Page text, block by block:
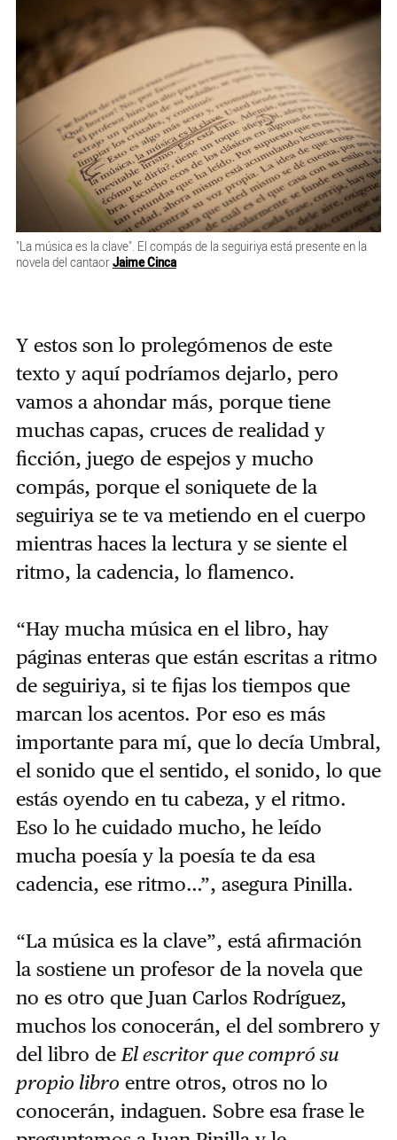
"La música es la clave". El compás de la seguiriya está presente en la
novela del cantaorJaime Cinca
Y estos son lo prolegómenos de este
texto y aquí podríamos dejarlo, pero
vamos a ahondar más, porque tiene
muchas capas, cruces de realidad y
ficción, juego de espejos y mucho
compás, porque el soniquete de la
seguiriya se te va metiendo en el cuerpo
mientras haces la lectura y se siente el
ritmo, la cadencia, lo flamenco.
“Hay mucha música en el libro, hay
páginas enteras que están escritas a ritmo
de seguiriya, si te fijas los tiempos que
marcan los acentos. Por eso es más
importante para mí, que lo decía Umbral,
el sonido que el sentido, el sonido, lo que
estás oyendo en tu cabeza, y el ritmo.
Eso lo he cuidado mucho, he leído
mucha poesía y la poesía te da esa
cadencia, ese ritmo…”, asegura Pinilla.
“La música es la clave”, está afirmación
la sostiene un profesor de la novela que
no es otro que Juan Carlos Rodríguez,
muchos los conocerán, el del sombrero y
del libro de El escritor que compró su
propio libro entre otros, otros no lo
conocerán, indaguen. Sobre esa frase le